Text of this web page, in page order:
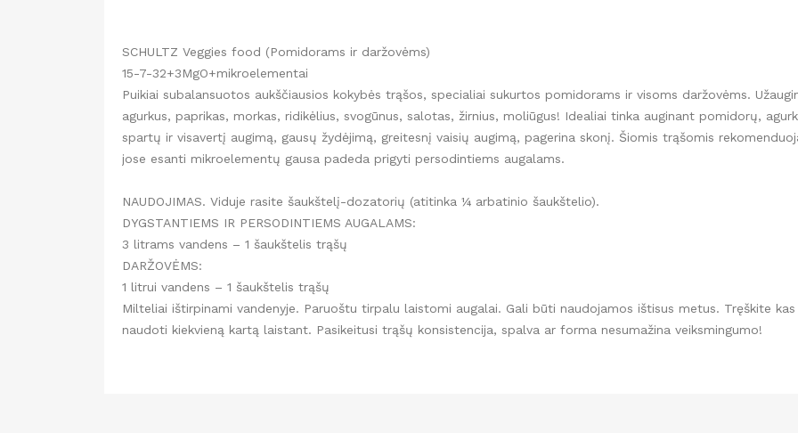
SCHULTZ Veggies food (Pomidorams ir daržovėms)
15-7-32+3MgO+mikroelementai
Puikiai subalansuotos aukščiausios kokybės trąšos, specialiai sukurtos pomidorams ir visoms daržovėms.
agurkus, paprikas, morkas, ridikėlius, svogūnus, salotas, žirnius, moliūgus! Idealiai tinka auginant pomidorų,
spartų ir visavertį augimą, gausų žydėjimą, greitesnį vaisių augimą, pagerina skonį. Šiomis trąšomis
jose esanti mikroelementų gausa padeda prigyti persodintiems augalams.
NAUDOJIMAS. Viduje rasite šaukštelį-dozatorių (atitinka ¼ arbatinio šaukštelio).
DYGSTANTIEMS IR PERSODINTIEMS AUGALAMS:
3 litrams vandens – 1 šaukštelis trąšų
DARŽOVĖMS:
1 litrui vandens – 1 šaukštelis trąšų
Milteliai ištirpinami vandenyje. Paruoštu tirpalu laistomi augalai. Gali būti naudojamos ištisus metus. Tręškite
naudoti kiekvieną kartą laistant. Pasikeitusi trąšų konsistencija, spalva ar forma nesumažina veiksmingumo!